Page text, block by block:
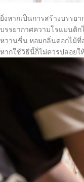
ยิ่งหากเป็นการสร้างบรรย
บรรยากาศความโรแมนติก
หวานชื่น หอมกลิ่นดอกไม้ที่
หากใช้วิธีนี้ก็ไม่ควรปล่อยใ